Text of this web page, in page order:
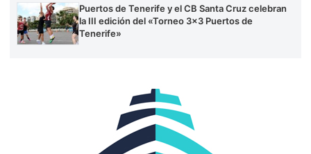
Puertos de Tenerife y el CB Santa Cruz celebran
la III edición del «Torneo 3×3 Puertos de
Tenerife»